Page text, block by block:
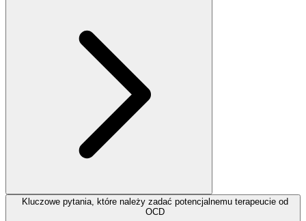
Kluczowe pytania, które należy zadać potencjalnemu terapeucie od
OCD